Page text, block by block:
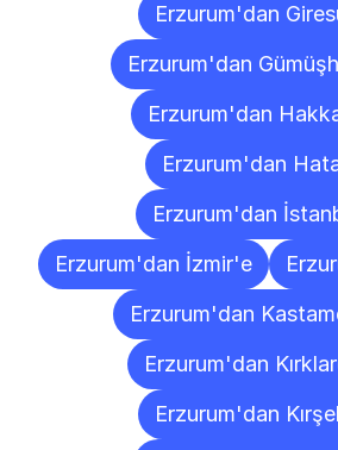
Erzurum'dan
Erzurum'dan
Erzurum'dan
Erzurum'dan
Erzurum'dan
Erzurum'dan İzmir'e
Erzurum'dan
Erzurum'dan
Erzurum'dan